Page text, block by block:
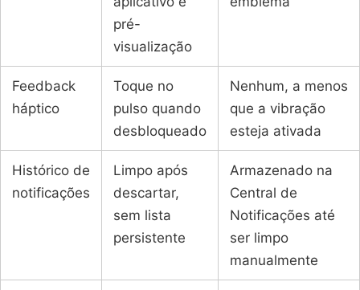
pré-
visualização
Feedback
háptico
Toque no
pulso quando
desbloqueado
Nenhum, a menos
que a vibração
esteja ativada
Histórico de
notificações
Limpo após
descartar,
sem lista
persistente
Armazenado na
Central de
Notificações até
ser limpo
manualmente